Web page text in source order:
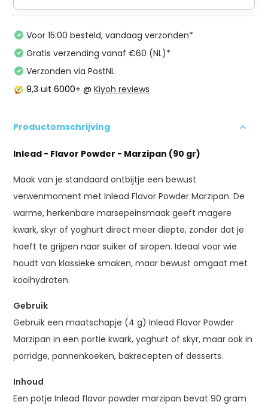
Voor 15:00 besteld, vandaag verzonden*
Gratis verzending vanaf €60 (NL)*
Verzonden via PostNL
9,3 uit 6000+ @Kiyoh reviews
Productomschrijving
Inlead - Flavor Powder - Marzipan (90 gr)
Maak van je standaard ontbijtje een bewust
verwenmoment met Inlead Flavor Powder Marzipan. De
warme, herkenbare marsepeinsmaak geeft magere
kwark, skyr of yoghurt direct meer diepte, zonder dat je
hoeft te grijpen naar suiker of siropen. Ideaal voor wie
houdt van klassieke smaken, maar bewust omgaat met
koolhydraten.
Gebruik
Gebruik een maatschapje (4 g) Inlead Flavor Powder
Marzipan in een portie kwark, yoghurt of skyr, maar ook in
porridge, pannenkoeken, bakrecepten of desserts.
Inhoud
Een potje Inlead flavor powder marzipan bevat 90 gram